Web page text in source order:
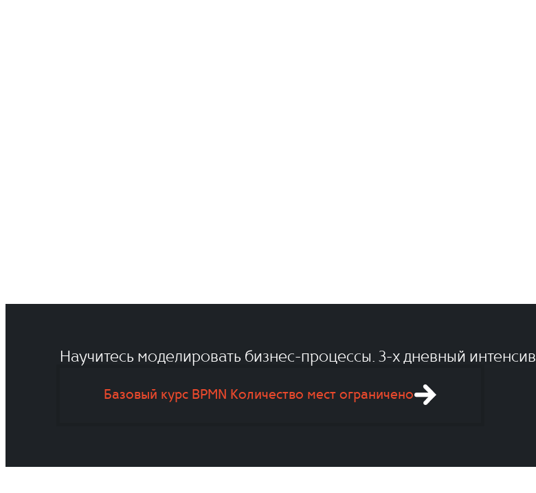
Научитесь моделировать бизнес-процессы. 3-x дневный интенсив
Базовый курс BPMN Количество мест ограничено